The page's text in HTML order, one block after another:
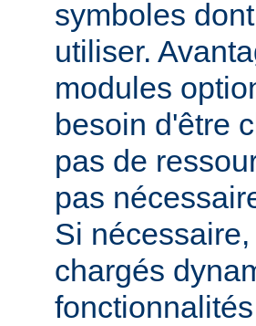
symboles
utiliser.
modules
besoin d'être
pas de
pas
Si
chargés